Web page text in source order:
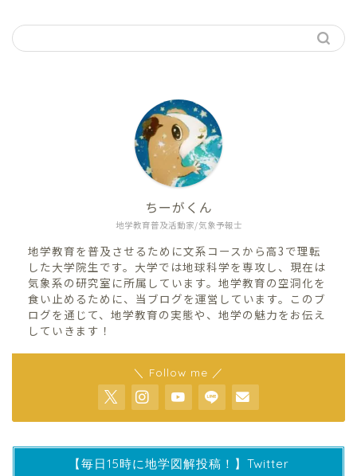
地学教育普及活動家/気象予報士
ちーがくん
地学教育を普及させるために文系コースから高3で理転
した大学院生です。大学では地球科学を専攻し、現在は
気象系の研究室に所属しています。地学教育の空洞化を
食い止めるために、当ブログを運営しています。このブ
ログを通じて、地学教育の実態や、地学の魅力をお伝え
していきます！
＼ Follow me ／
【毎日15時に地学図解投稿！】Twitter